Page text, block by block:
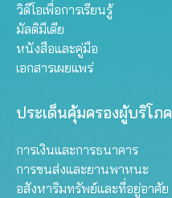
วิดีโอเพื่อการเรียนรู้
มัลติมีเดีย
หนังสือและคู่มือ
เอกสารเผยแพร่
ประเด็นคุ้มครองผู้บริโภค
การเงินและการธนาคาร
การขนส่งและยานพาหนะ
อสังหาริมทรัพย์และที่อยู่อาศัย